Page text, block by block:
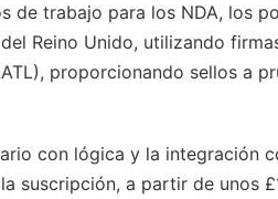
de trabajo para los NDA, los
Reino Unido, utilizando
proporcionando sellos a
con lógica y la integración
suscripción, a partir de unos